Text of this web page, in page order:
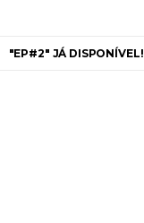
"EP#2" JÁ DISPONÍVEL!